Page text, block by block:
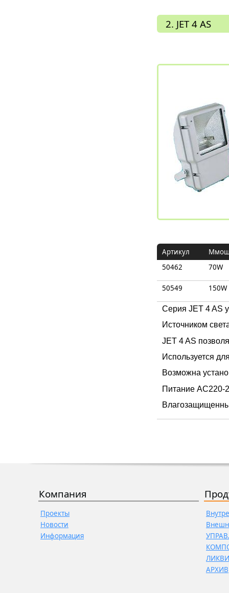
2. JET 4 AS
Артикул
50462
70W
50549 150W
Cерия JET 4 AS
Источником
JET 4 AS
Используется
Возможна
Питание AC220-
Компания
Проекты
Новости
Информация
АРХИВ